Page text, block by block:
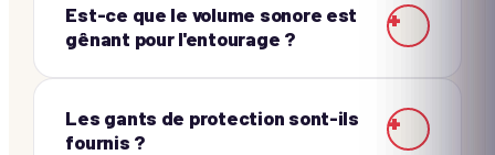
Est-ce que le volume sonore est
gênant pour l'entourage ?
+
Les gants de protection sont-ils
fournis ?
+